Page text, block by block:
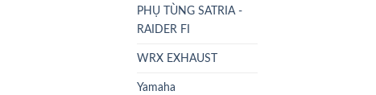
PHỤ TÙNG SATRIA -
RAIDER FI
WRX EXHAUST
Yamaha